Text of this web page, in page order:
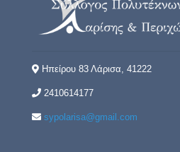
Ηπείρου 83 Λάρισα, 41222
2410614177
sypolarisa@gmail.com